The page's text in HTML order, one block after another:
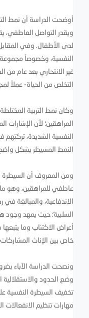
أوضحت الدراسة أن نمط
ويقدر التواصل العاطفي،
لدى الأطفال. وفي المقابل
النفسية، وخصوصاً مجموعة
غير الانتحاري بعد عام من
التخلص من الحياة- عملاً
وكان نمط التربية
المراهقين؛ لأن الإشارات
النفسية الشديدة،
النمط المسيطر بشكل
ومن المعروف أن السيطرة
عاطفي للمراهقين، وهو
الاندفاعية، والمبالغة
السلبية؛ حيث يمهد وجود
أعراض الاكتئاب وما
خاص بين الإناث
ونصحت الدراسة الآباء
وضع الحدود
تخفيف السيطرة النفسية
مهارات تنظيم الانفعالات